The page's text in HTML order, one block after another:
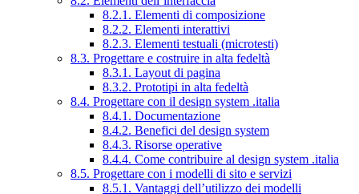
8.2.1. Elementi di composizione
8.2.2. Elementi interattivi
8.2.3. Elementi testuali (microtesti)
8.3. Progettare e costruire in alta fedeltà
8.3.1. Layout di pagina
8.3.2. Prototipi in alta fedeltà
8.4. Progettare con il design system .italia
8.4.1. Documentazione
8.4.2. Benefici del design system
8.4.3. Risorse operative
8.4.4. Come contribuire al design system .italia
8.5. Progettare con i modelli di sito e servizi
8.5.1. Vantaggi dell’utilizzo dei modelli